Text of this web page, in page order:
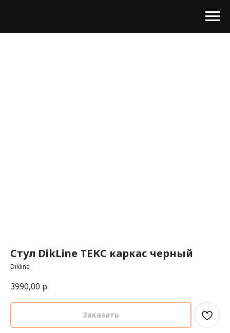
Стул DikLine ТЕКС каркас черный
Dikline
3990,00 р.
Заказать